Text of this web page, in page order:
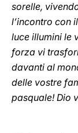
sorelle,
l’incontro con
luce illumini le
forza vi
davanti al
delle vostre
pasquale! Dio